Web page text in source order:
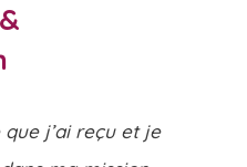
que j’ai reçu et je